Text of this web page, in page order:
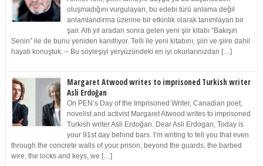
oluşmadığını vurgulayan, bu edebi türü anlama değil
anlamlandırma üzerine bir etkinlik olarak tanımlayan bir
şair. Altı yıl aradan sonra gelen yeni şiir kitabı “Bakışın
Senin” ile de bunu yeniden kanıtlıyor. Telli ile yeni kitabını, şiiri ve şiire dahil
hayatı konuştuk. – Bu söyleşiyi yeryüzündeki en iyi okurlarınızdan […]
Margaret Atwood writes to imprisoned Turkish writer
Asli Erdoğan
On PEN’s Day of the Imprisoned Writer, Canadian poet,
novelist and activist Margaret Atwood writes to imprisoned
Turkish writer Asli Erdoğan. Dear Asli Erdogan, Today is
your 91st day behind bars. I’m writing to tell you that even
through the concrete walls of your prison, beyond the guards, the barbed
wire, the locks and keys, we […]